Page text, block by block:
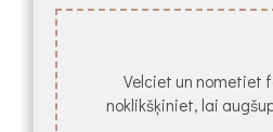
Velciet un nometiet
noklikšķiniet, lai